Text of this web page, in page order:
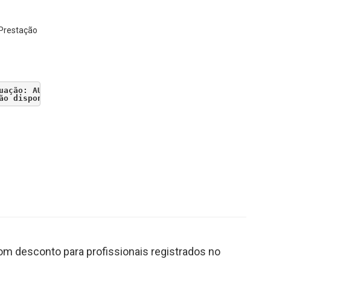
disponibilizada.
desconto para profissionais registrados no